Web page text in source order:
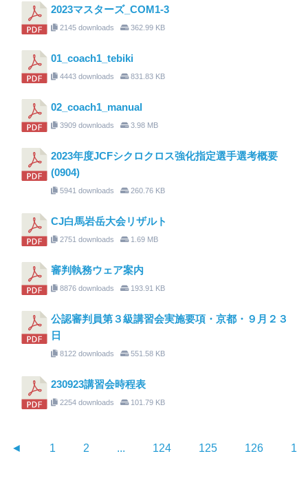
2023マスターズ_COM1-3
2145 downloads 362.99 KB
01_coach1_tebiki
4443 downloads 831.83 KB
02_coach1_manual
3909 downloads 3.98 MB
2023年度JCFシクロクロス強化指定選手選考概要
(0904)
5941 downloads 260.76 KB
CJ白馬岩岳大会リザルト
2751 downloads 1.69 MB
審判執務ウェア案内
8876 downloads 193.91 KB
公認審判員第３級講習会実施要項・京都・９月２３
日
8122 downloads 551.58 KB
230923講習会時程表
2254 downloads 101.79 KB
◄ 1 2 ... 124 125 126